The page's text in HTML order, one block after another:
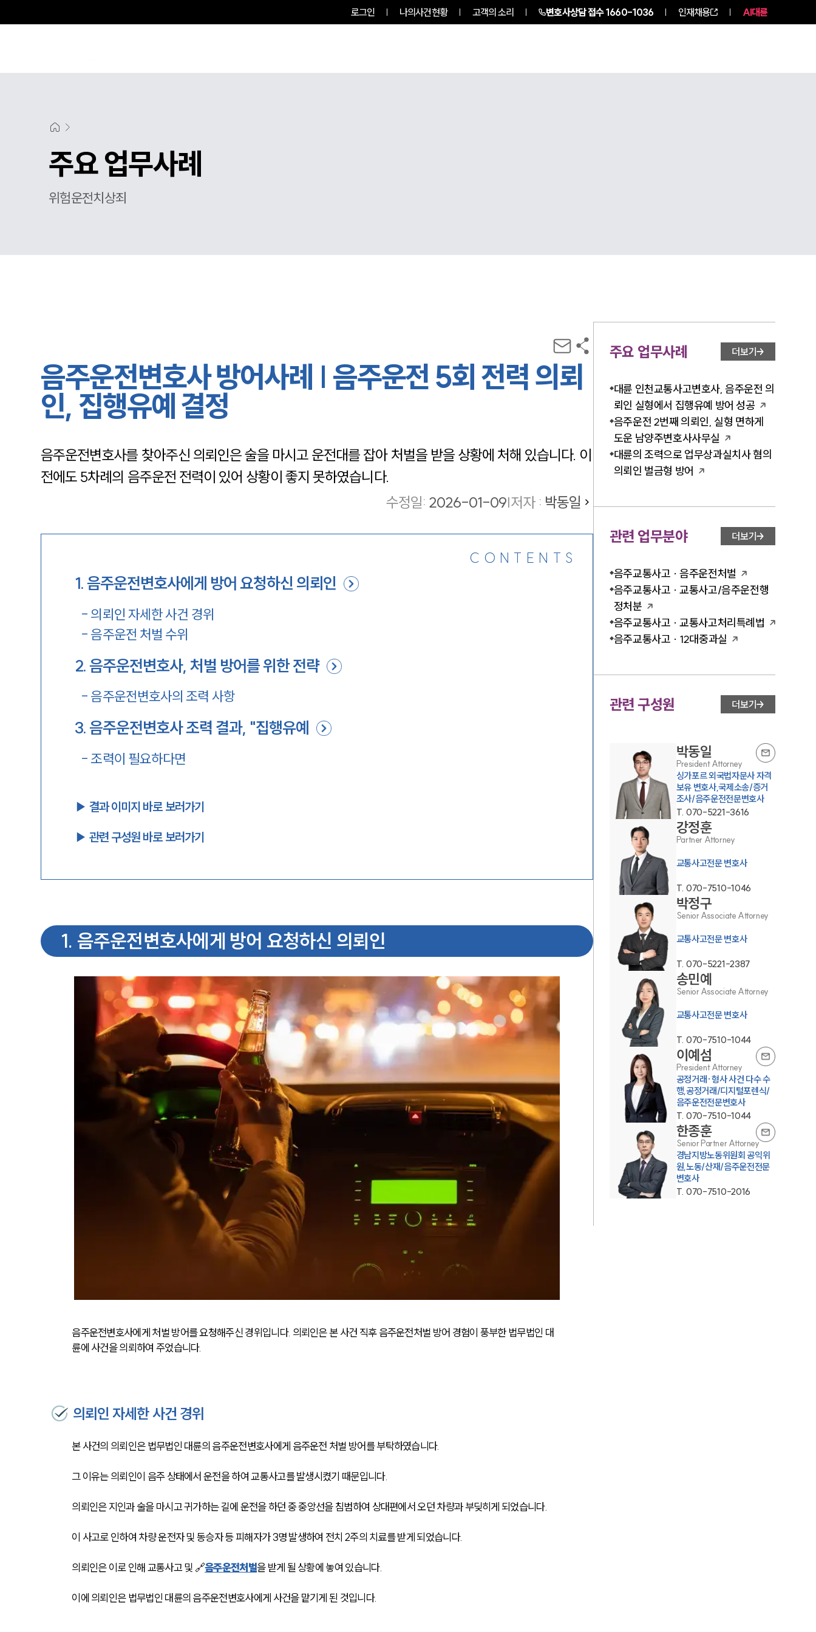
로그인 나의사건현황 고객의 소리 변호사상담 접수1660-1036 인재채용 AI대륜
팀소개
팀소개
대륜의 강점
오시는 길
글로벌 파트너 로펌
고객의 소리
통합검색
AI대륜
업무사례
주요 업무사례
사례분석/최신동향
주요 업무사례
위험운전치상죄
음주운전변호사 방어사례 | 음주운전 5회 전력 의뢰
인, 집행유예 결정
음주운전변호사를 찾아주신 의뢰인은 술을 마시고 운전대를 잡아 처벌을 받을 상황에 처해 있습니다. 이
전에도 5차례의 음주운전 전력이 있어 상황이 좋지 못하였습니다.
수정일: 2026-01-09|저자 : 박동일
CONTENTS
1.음주운전변호사에게 방어 요청하신 의뢰인
- 의뢰인 자세한 사건 경위
- 음주운전 처벌 수위
2.음주운전변호사, 처벌 방어를 위한 전략
- 음주운전변호사의 조력 사항
3.음주운전변호사 조력 결과, "집행유예
- 조력이 필요하다면
▶︎ 결과 이미지 바로 보러가기
▶︎ 관련 구성원 바로 보러가기
1. 음주운전변호사에게 방어 요청하신 의뢰인
음주운전변호사에게 처벌 방어를 요청해주신 경위입니다. 의뢰인은 본 사건 직후 음주운전처벌 방어 경험이 풍부한 법무법인 대
륜에 사건을 의뢰하여 주었습니다.
의뢰인 자세한 사건 경위
본 사건의 의뢰인은 법무법인 대륜의 음주운전변호사에게 음주운전 처벌 방어를 부탁하였습니다.
그 이유는 의뢰인이 음주 상태에서 운전을 하여 교통사고를 발생시켰기 때문입니다.
의뢰인은 지인과 술을 마시고 귀가하는 길에 운전을 하던 중 중앙선을 침범하여 상대편에서 오던 차량과 부딪히게 되었습니다.
이 사고로 인하여 차량 운전자 및 동승자 등 피해자가 3명 발생하여 전치 2주의 치료를 받게 되었습니다.
의뢰인은 이로 인해 교통사고 및 🔗음주운전처벌을 받게 될 상황에 놓여 있습니다.
이에 의뢰인은 법무법인 대륜의 음주운전변호사에게 사건을 맡기게 된 것입니다.
주요 업무사례 더보기
대륜 인천교통사고변호사, 음주운전 의
뢰인 실형에서 집행유예 방어 성공
음주운전 2번째 의뢰인, 실형 면하게
도운 남양주변호사사무실
대륜의 조력으로 업무상과실치사 혐의
의뢰인 벌금형 방어
관련 업무분야 더보기
음주교통사고 · 음주운전처벌
음주교통사고 · 교통사고/음주운전행
정처분
음주교통사고 · 교통사고처리특례법
음주교통사고 · 12대중과실
관련 구성원 더보기
박동일
President Attorney
싱가포르 외국법자문사 자격
보유 변호사,국제소송/증거
조사/음주운전전문변호사
T. 070-5221-3616
강정훈
Partner Attorney
교통사고전문 변호사
T. 070-7510-1046
박정구
Senior Associate Attorney
교통사고전문 변호사
T. 070-5221-2387
송민예
Senior Associate Attorney
교통사고전문 변호사
T. 070-7510-1044
이예섬
President Attorney
공정거래·형사 사건 다수 수
행,공정거래/디지털포렌식/
음주운전전문변호사
T. 070-7510-1044
한종훈
Senior Partner Attorney
경남지방노동위원회 공익위
원,노동/산재/음주운전전문
변호사
T. 070-7510-2016